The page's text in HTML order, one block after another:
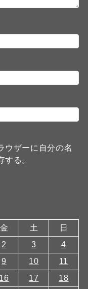
ウザーに自分の名
る。
金 土
日
2 3
4
9 10
11
16 17 18